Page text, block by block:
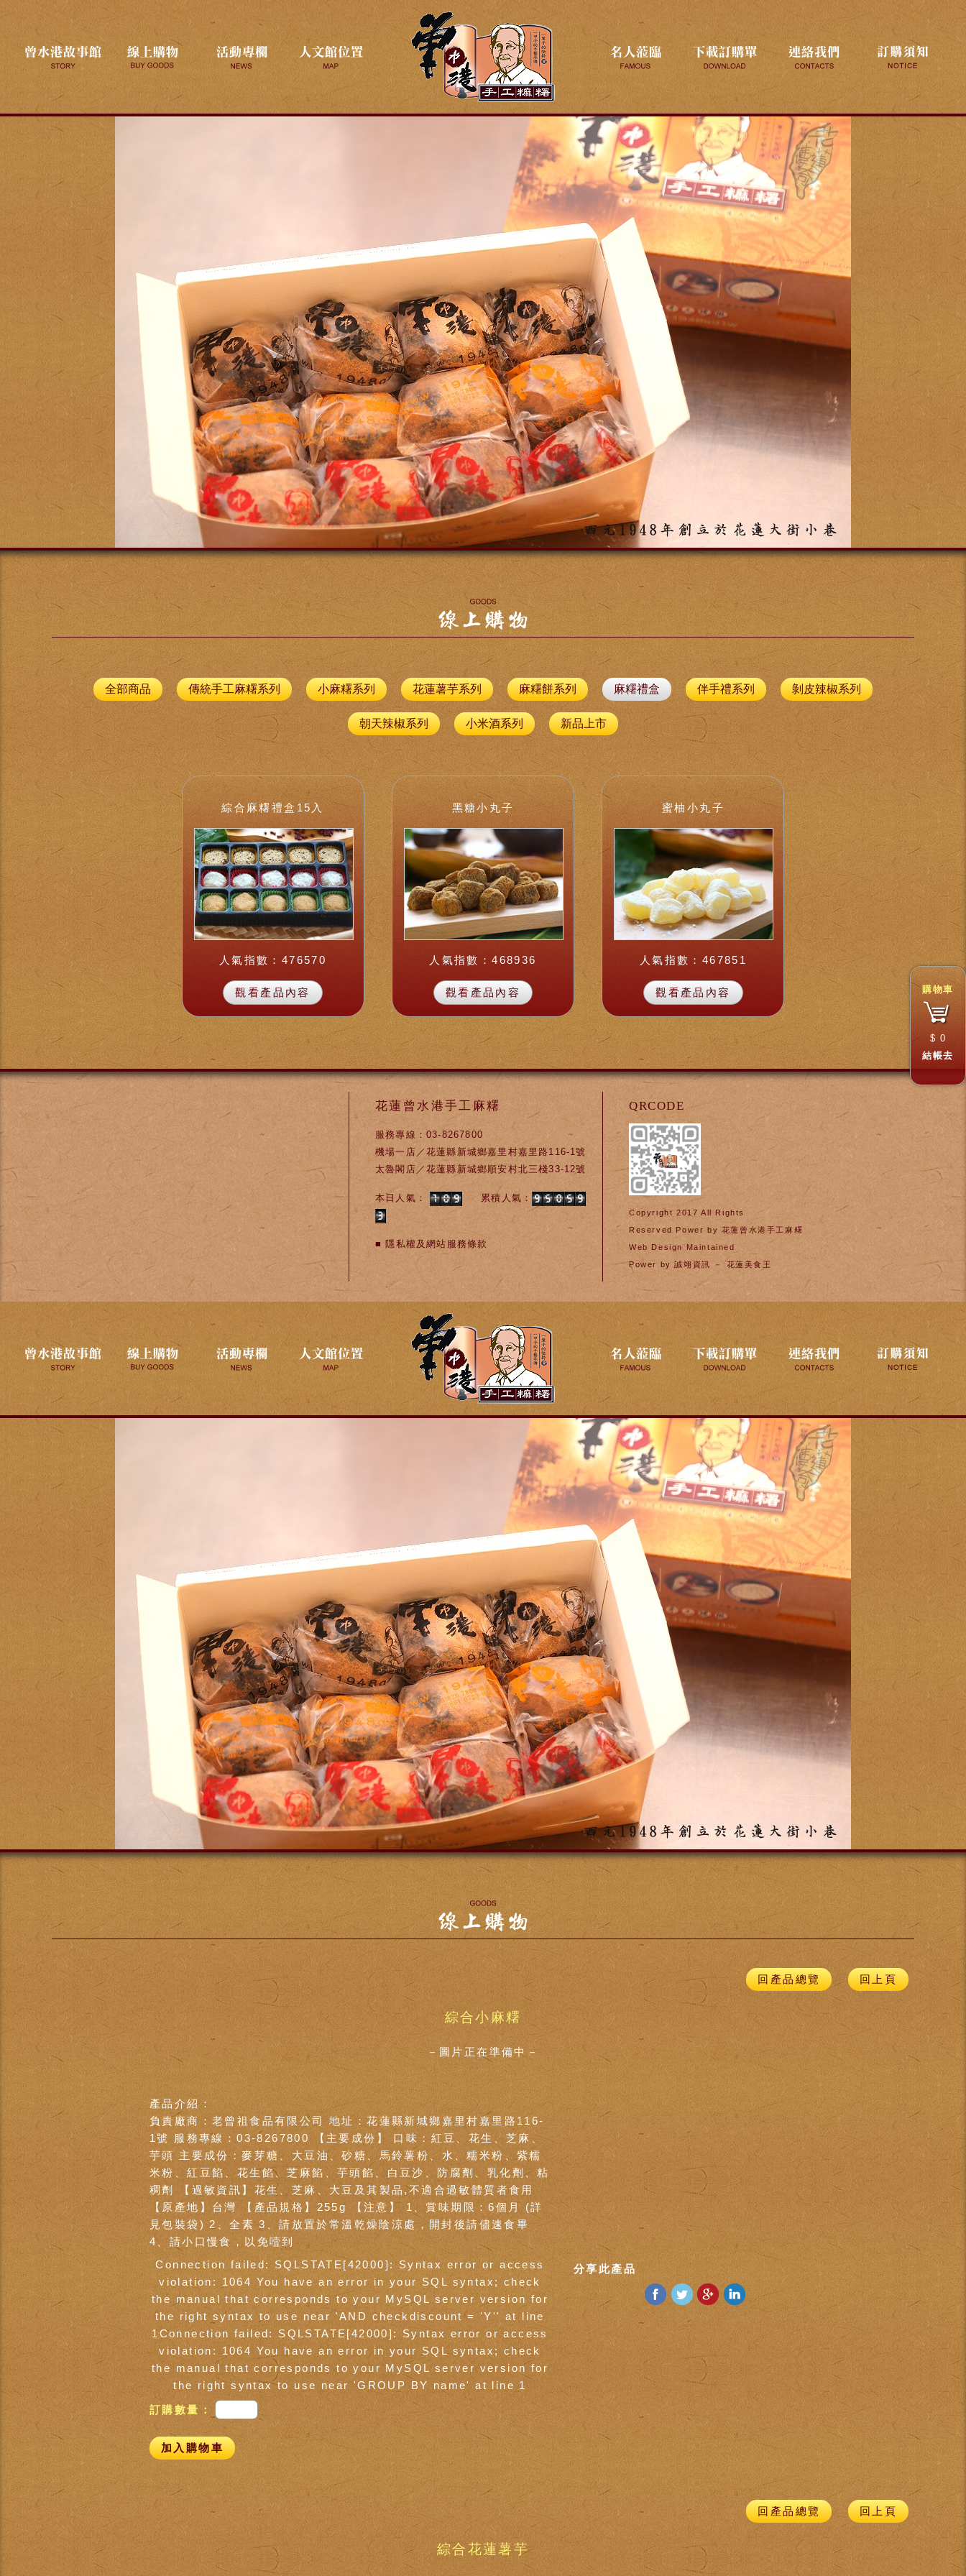
全部商品 傳統手工麻糬系列 小麻糬系列 花蓮薯芋系列 麻糬餅系列 麻糬禮盒 伴手禮系列 剝皮辣椒系列
朝天辣椒系列 小米酒系列 新品上市
綜合麻糬禮盒15入
人氣指數：476570
觀看產品內容
黑糖小丸子
人氣指數：468936
觀看產品內容
蜜柚小丸子
人氣指數：467851
觀看產品內容
花蓮曾水港手工麻糬
服務專線：03-8267800
機場一店／花蓮縣新城鄉嘉里村嘉里路116-1號
太魯閣店／花蓮縣新城鄉順安村北三棧33-12號
本日人氣： 累積人氣：
■ 隱私權及網站服務條款
QRCODE
Copyright 2017 All Rights
Reserved Power by 花蓮曾水港手工麻糬
Web Design Maintained
Power by誠翊資訊 －花蓮美食王
回產品總覽 回上頁
綜合小麻糬
－圖片正在準備中－
產品介紹：
負責廠商：老曾祖食品有限公司 地址：花蓮縣新城鄉嘉里村嘉里路116-
1號 服務專線：03-8267800 【主要成份】 口味：紅豆、花生、芝麻、
芋頭 主要成份：麥芽糖、大豆油、砂糖、馬鈴薯粉、水、糯米粉、紫糯
米粉、紅豆餡、花生餡、芝麻餡、芋頭餡、白豆沙、防腐劑、乳化劑、粘
稠劑 【過敏資訊】花生、芝麻、大豆及其製品,不適合過敏體質者食用
【原產地】台灣 【產品規格】255g 【注意】 1、賞味期限：6個月 (詳
見包裝袋) 2、全素 3、請放置於常溫乾燥陰涼處，開封後請儘速食畢
4、請小口慢食，以免噎到
Connection failed: SQLSTATE[42000]: Syntax error or access
violation: 1064 You have an error in your SQL syntax; check
the manual that corresponds to your MySQL server version for
the right syntax to use near 'AND checkdiscount = 'Y'' at line
1Connection failed: SQLSTATE[42000]: Syntax error or access
violation: 1064 You have an error in your SQL syntax; check
the manual that corresponds to your MySQL server version for
the right syntax to use near 'GROUP BY name' at line 1
訂購數量：
加入購物車
分享此產品
回產品總覽 回上頁
綜合花蓮薯芋
購物車
$ 0
結帳去